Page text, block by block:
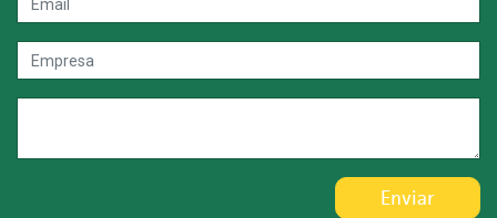
Enviar